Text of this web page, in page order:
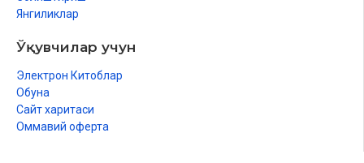
Янгиликлар
Ўқувчилар учун
Электрон Китоблар
Обуна
Сайт харитаси
Оммавий оферта